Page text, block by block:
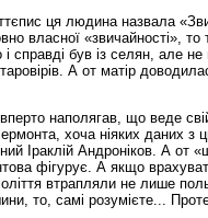
ця людина назвала
власної «звичайності», то
справді був із селян, але
А от матір
вперто наполягав, що веде
хоча ніяких даних з
Іраклій Андроніков. А от
фігурує. А якщо
втрапляли не лише
то, самі розумієте...